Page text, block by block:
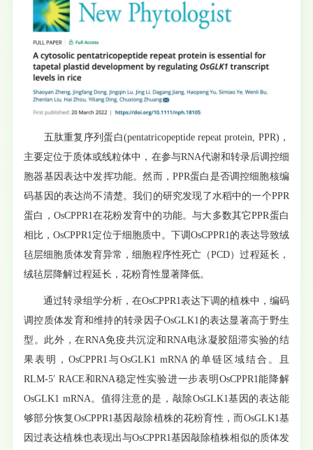
五肽重复序列蛋白(pentatricopeptide repeat protein, PPR)，
主要定位于质体或线粒体中，在参与RNA代谢和转录后调控细
胞器基因表达中发挥功能。然而，PPR蛋白是否调控细胞核编
码基因的表达尚不清楚。我们的研究发现了水稻中的一个PPR
蛋白，OsCPPR1在花粉发育中的功能。与大多数其它PPR蛋白
相比，OsCPPR1定位于细胞质中。下调OsCPPR1的表达导致绒
毡层细胞质体发育异常，细胞程序性死亡（PCD）过程延长，
绒毡层降解过程延长，花粉育性显著降低。
通过转录组学分析，在OsCPPR1表达下调的植株中，编码
调控质体发育和维持的转录因子OsGLK1的表达显著高于野生
型。此外，在RNA免疫共沉淀和RNA电泳凝胶阻滞实验的结
果表明，OsCPPR1与OsGLK1 mRNA的单链区域结合。且
RLM-5′ RACE和RNA稳定性实验进一步表明OsCPPR1能降解
OsGLK1 mRNA。值得注意的是，敲除OsGLK1基因的表达能
够部分恢复OsCPPR1基因敲除植株的花粉育性，而OsGLK1基
因过表达植株也表现出与OsCPPR1基因敲除植株相似的质体发